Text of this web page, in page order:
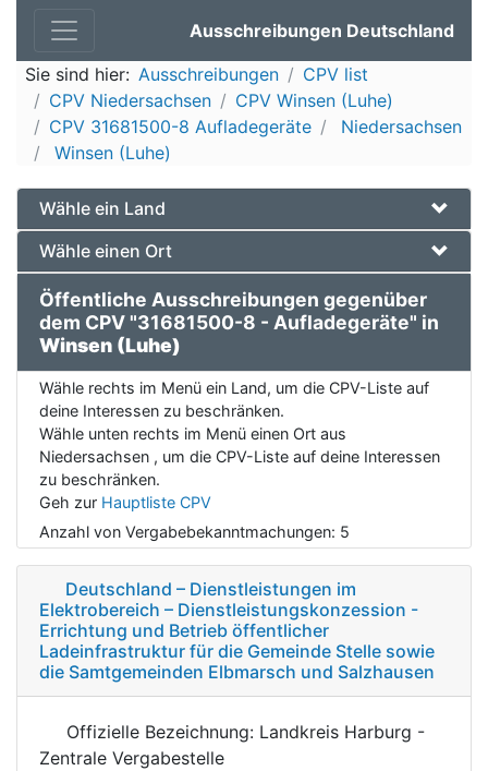
Ausschreibungen Deutschland
Sie sind hier: Ausschreibungen
CPV list
CPV Niedersachsen
CPV Winsen (Luhe)
CPV 31681500-8 Aufladegeräte
Niedersachsen
Winsen (Luhe)
Wähle ein Land
Wähle einen Ort
Öffentliche Ausschreibungen gegenüber
dem CPV "31681500-8 - Aufladegeräte" in
Winsen (Luhe)
Wähle rechts im Menü ein Land, um die CPV-Liste auf
deine Interessen zu beschränken.
Wähle unten rechts im Menü einen Ort aus
Niedersachsen , um die CPV-Liste auf deine Interessen
zu beschränken.
Geh zur Hauptliste CPV
Anzahl von Vergabebekanntmachungen: 5
Deutschland – Dienstleistungen im
Elektrobereich – Dienstleistungskonzession -
Errichtung und Betrieb öffentlicher
Ladeinfrastruktur für die Gemeinde Stelle sowie
die Samtgemeinden Elbmarsch und Salzhausen
Offizielle Bezeichnung: Landkreis Harburg -
Zentrale Vergabestelle